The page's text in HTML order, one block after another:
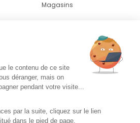
Magasins
& le
le contenu de ce site
déranger, mais on
pendant votre visite...
par la suite, cliquez sur le lien
dans le pied de page.